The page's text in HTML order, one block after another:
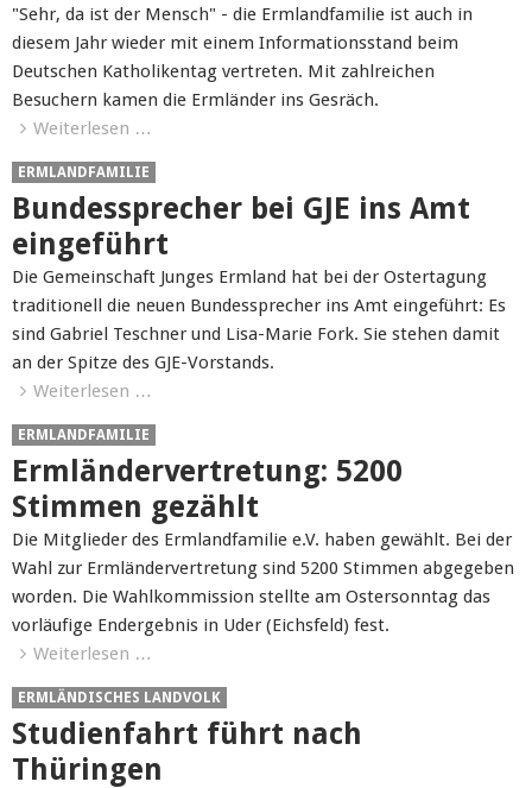
"Sehr, da ist der Mensch" - die Ermlandfamilie ist auch in
diesem Jahr wieder mit einem Informationsstand beim
Deutschen Katholikentag vertreten. Mit zahlreichen
Besuchern kamen die Ermländer ins Gesräch.
Weiterlesen …
ERMLANDFAMILIE
Bundessprecher bei GJE ins Amt
eingeführt
Die Gemeinschaft Junges Ermland hat bei der Ostertagung
traditionell die neuen Bundessprecher ins Amt eingeführt: Es
sind Gabriel Teschner und Lisa-Marie Fork. Sie stehen damit
an der Spitze des GJE-Vorstands.
Weiterlesen …
ERMLANDFAMILIE
Ermländervertretung: 5200
Stimmen gezählt
Die Mitglieder des Ermlandfamilie e.V. haben gewählt. Bei der
Wahl zur Ermländervertretung sind 5200 Stimmen abgegeben
worden. Die Wahlkommission stellte am Ostersonntag das
vorläufige Endergebnis in Uder (Eichsfeld) fest.
Weiterlesen …
ERMLÄNDISCHES LANDVOLK
Studienfahrt führt nach
Thüringen